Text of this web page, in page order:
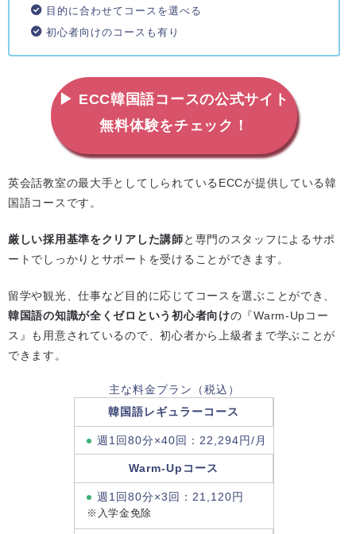
目的に合わせてコースを選べる
初心者向けのコースも有り
▶ ECC韓国語コースの公式サイト
無料体験をチェック！
英会話教室の最大手としてしられているECCが提供している韓
国語コースです。
厳しい採用基準をクリアした講師と専門のスタッフによるサポ
ートでしっかりとサポートを受けることができます。
留学や観光、仕事など目的に応じてコースを選ぶことができ、
韓国語の知識が全くゼロという初心者向けの『Warm-Upコー
ス』も用意されているので、初心者から上級者まで学ぶことが
できます。
主な料金プラン（税込）
韓国語レギュラーコース
週1回80分×40回：22,294円/月
Warm-Upコース
週1回80分×3回：21,120円
※入学金免除